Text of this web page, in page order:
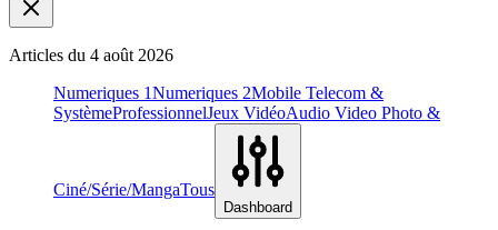
Articles du 4 août 2026
Numeriques 1Numeriques 2Mobile Telecom &
SystèmeProfessionnelJeux VidéoAudio Video Photo &
Ciné/Série/MangaTous
Dashboard